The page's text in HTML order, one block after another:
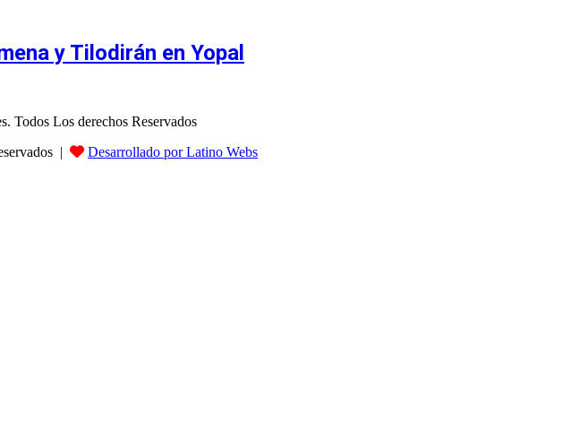
y Tilodirán en Yopal
Todos Los derechos Reservados
|
Desarrollado por Latino Webs